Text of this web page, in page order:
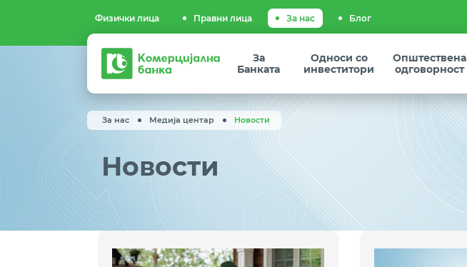
Физички лица Правни лица За нас Блог
Комерцијална
банка
За
Банката
Односи со
инвеститори
Општествена
одговорност
За нас Медија центар Новости
Новости